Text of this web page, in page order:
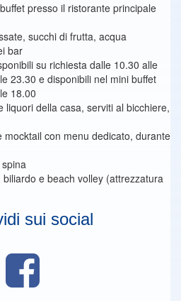
presso il ristorante principale
succhi di frutta, acqua
bar
su richiesta dalle 10.30 alle
23.30 e disponibili nel mini buffet
18.00
liquori della casa, serviti al bicchiere,
mocktail con menu dedicato, durante
e beach volley (attrezzatura
sui social